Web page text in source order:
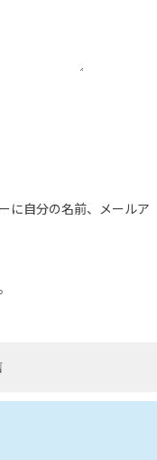
に自分の名前、メールア